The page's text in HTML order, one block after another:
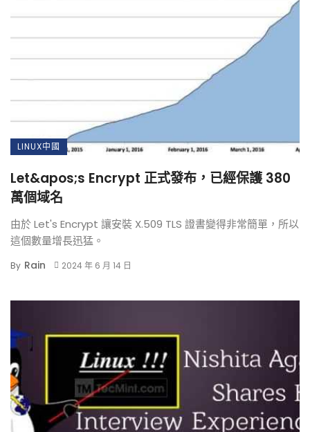
LINUX中國
Let&apos;s Encrypt 正式發布，已經保護 380
萬個域名
由於 Let's Encrypt 讓安裝 X.509 TLS 證書變得非常簡單，所以
這個數量增長迅猛。
By Rain 2024 年 6 月 14 日